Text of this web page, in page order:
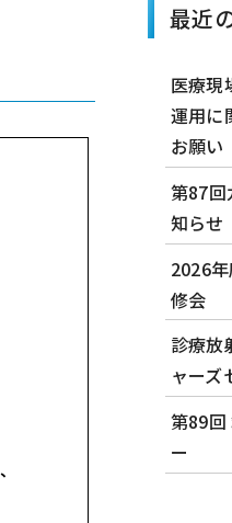
最近
医療現
運用に
お願い
第87回
知らせ
2026
修会
診療放
ャーズ
第89回
ー